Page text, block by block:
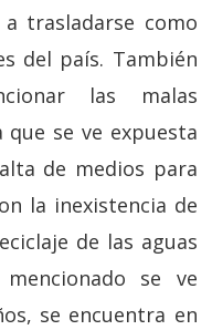
trasladarse como
del país. También
las malas
se ve expuesta
de medios para
la inexistencia de
de las aguas
se ve
se encuentra en